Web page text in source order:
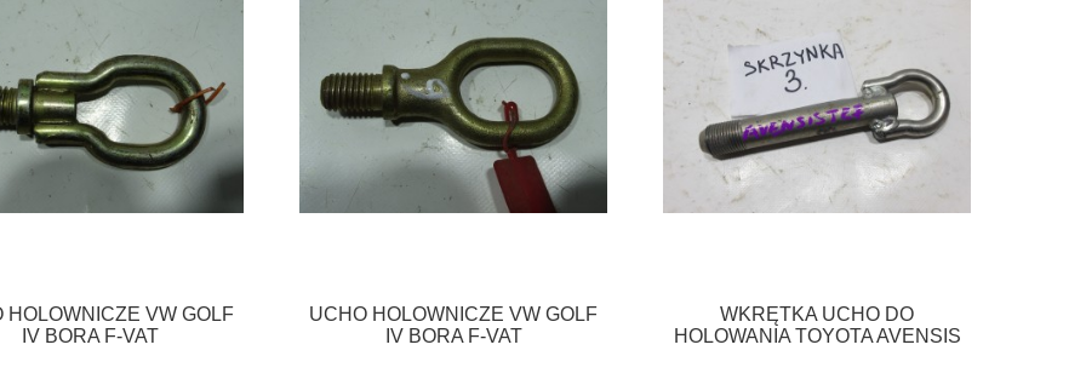
HOLOWNICZE VW GOLF
IV BORA F-VAT
UCHO HOLOWNICZE VW GOLF
IV BORA F-VAT
WKRĘTKA UCHO DO
HOLOWANIA TOYOTA AVENSIS